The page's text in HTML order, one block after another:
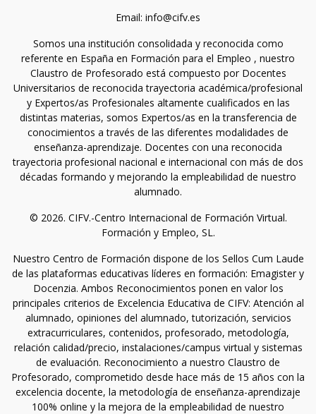
Email: info@cifv.es
Somos una institución consolidada y reconocida como
referente en España en Formación para el Empleo , nuestro
Claustro de Profesorado está compuesto por Docentes
Universitarios de reconocida trayectoria académica/profesional
y Expertos/as Profesionales altamente cualificados en las
distintas materias, somos Expertos/as en la transferencia de
conocimientos a través de las diferentes modalidades de
enseñanza-aprendizaje. Docentes con una reconocida
trayectoria profesional nacional e internacional con más de dos
décadas formando y mejorando la empleabilidad de nuestro
alumnado.
© 2026. CIFV.-Centro Internacional de Formación Virtual.
Formación y Empleo, SL.
Nuestro Centro de Formación dispone de los Sellos Cum Laude
de las plataformas educativas líderes en formación: Emagister y
Docenzia. Ambos Reconocimientos ponen en valor los
principales criterios de Excelencia Educativa de CIFV: Atención al
alumnado, opiniones del alumnado, tutorización, servicios
extracurriculares, contenidos, profesorado, metodología,
relación calidad/precio, instalaciones/campus virtual y sistemas
de evaluación. Reconocimiento a nuestro Claustro de
Profesorado, comprometido desde hace más de 15 años con la
excelencia docente, la metodología de enseñanza-aprendizaje
100% online y la mejora de la empleabilidad de nuestro